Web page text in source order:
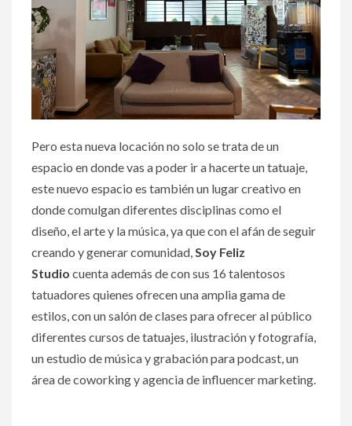
Pero esta nueva locación no solo se trata de un
espacio en donde vas a poder ir a hacerte un tatuaje,
este nuevo espacio es también un lugar creativo en
donde comulgan diferentes disciplinas como el
diseño, el arte y la música, ya que con el afán de seguir
creando y generar comunidad, Soy Feliz
Studio cuenta además de con sus 16 talentosos
tatuadores quienes ofrecen una amplia gama de
estilos, con un salón de clases para ofrecer al público
diferentes cursos de tatuajes, ilustración y fotografía,
un estudio de música y grabación para podcast, un
área de coworking y agencia de influencer marketing.